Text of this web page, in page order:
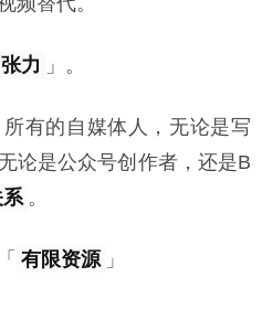
张力 」。
有的自媒体人，无论是写
论是公众号创作者，还是B
。
有限资源 」